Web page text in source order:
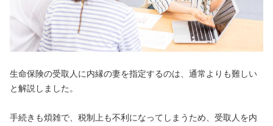
生命保険の受取人に内縁の妻を指定するのは、通常よりも難しい
と解説しました。
手続きも煩雑で、税制上も不利になってしまうため、受取人を内